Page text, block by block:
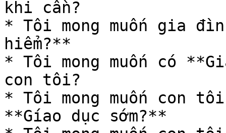
khi cần?
* Tôi mong muốn gia
hiểm?**
* Tôi mong muốn có
con tôi?
* Tôi mong muốn con
**Gíao dục sớm?**